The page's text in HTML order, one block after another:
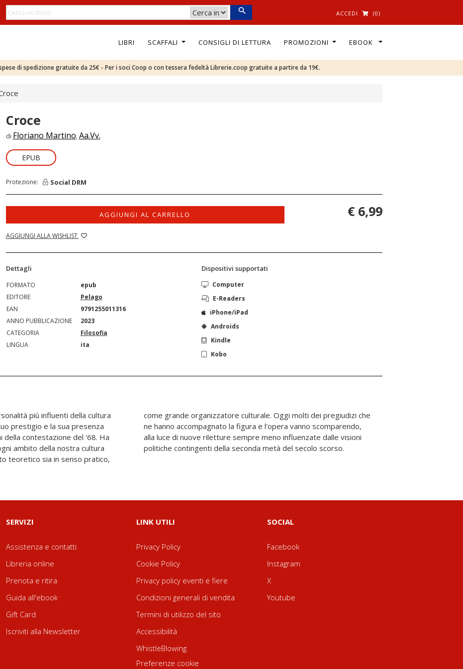
ACCEDI (0)
LIBRI SCAFFALI CONSIGLI DI LETTURA PROMOZIONI EBOOK
di spedizione gratuite da 25€ - Per i soci Coop o con tessera fedeltà Librerie.coop gratuite a partire da 19€.
Croce
di Floriano Martino, Aa.Vv.
EPUB
Protezione: Social DRM
AGGIUNGI AL CARRELLO
AGGIUNGI ALLA WISHLIST
€ 6,99
Dettagli
FORMATO
epub
EDITORE
Pelago
EAN
9791255011316
ANNO PUBBLICAZIONE
2023
CATEGORIA
Filosofia
LINGUA
ita
Dispositivi supportati
Computer
E-Readers
iPhone/iPad
Androids
Kindle
Kobo
più influenti della cultura
prestigio e la sua presenza
della contestazione del '68. Ha
ambito della nostra cultura
teoretico sia in senso pratico,
Oggi molti dei pregiudizi che
l'opera vanno scomparendo,
meno influenzate dalle visioni
politiche contingenti della seconda metà del secolo scorso.
SERVIZI
Assistenza e contatti
Libreria online
Prenota e ritira
Guida all'ebook
Gift Card
Iscriviti alla Newsletter
LINK UTILI
Privacy Policy
Cookie Policy
Privacy policy eventi e fiere
Condizioni generali di vendita
Termini di utilizzo del sito
Accessibilità
WhistleBlowing
Preferenze cookie
SOCIAL
Facebook
Instagram
X
Youtube